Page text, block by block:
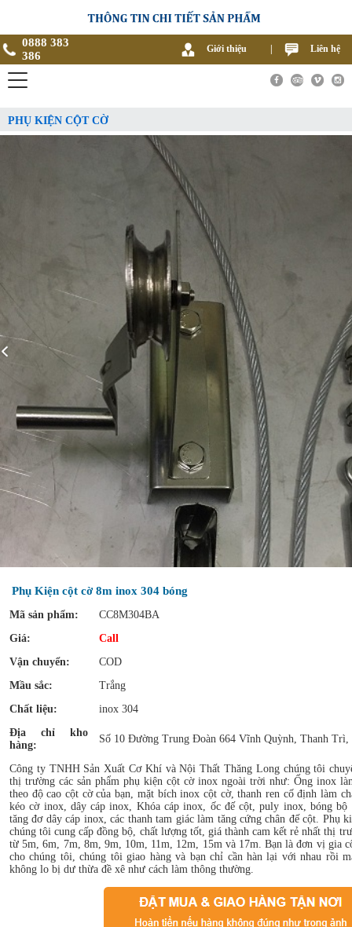
0888 383
386
Giới thiệu Liên hệ
PHỤ KIỆN CỘT CỜ
Phụ Kiện cột cờ 8m inox 304 bóng
Mã sản phẩm:
CC8M304BA
Giá:
Call
Vận chuyển:
COD
Mầu sắc:
Trắng
Chất liệu:
inox 304
Địa chỉ kho
hàng:
Số 10 Đường Trung Đoàn 664 Vĩnh Quỳnh, Thanh Trì,
Công ty TNHH Sản Xuất Cơ Khí và Nội Thất Thăng Long chúng tôi
thị trường các sản phẩm phụ kiện cột cờ inox ngoài trời như: Ống inox
theo độ cao cột cờ của bạn, mặt bích inox cột cờ, thanh ren cố định làm
kéo cờ inox, dây cáp inox, Khóa cáp inox, ốc đế cột, puly inox, bóng
tăng đơ dây cáp inox, các thanh tam giác làm tăng cứng chân đế cột. Phụ
chúng tôi cung cấp đồng bộ, chất lượng tốt, giá thành cam kết rẻ nhất thị
từ 5m, 6m, 7m, 8m, 9m, 10m, 11m, 12m, 15m và 17m. Bạn là đơn vị gia
cho chúng tôi, chúng tôi giao hàng và bạn chỉ cần hàn lại với nhau rồi
không lo bị dư thừa đề xê như cách làm thông thường.